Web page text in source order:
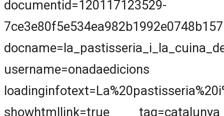
documentid=120117123529-
7ce3e80f5e534ea982b1992e0748b157
username=onadaedicions
showhtmllink=true tag=catalunya